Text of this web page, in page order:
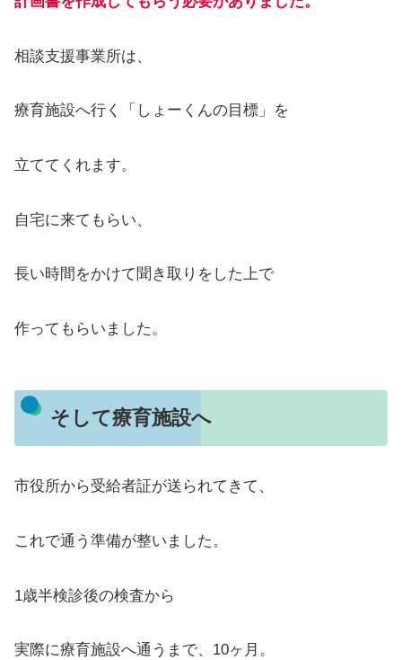
相談支援事業所は、
療育施設へ行く「しょーくんの目標」を
立ててくれます。
自宅に来てもらい、
長い時間をかけて聞き取りをした上で
作ってもらいました。
そして療育施設へ
市役所から受給者証が送られてきて、
これで通う準備が整いました。
1歳半検診後の検査から
実際に療育施設へ通うまで、10ヶ月。